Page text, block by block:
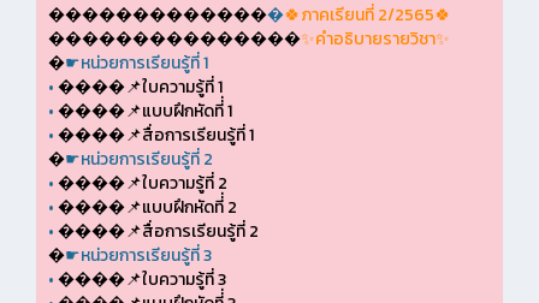
��������������🍀ภาคเรียนที่ 2/2565🍀
���������������✨คำอธิบายรายวิชา✨
�☛หน่วยการเรียนรู้ที่ 1
•����📌ใบความรู้ที่ 1
•����📌แบบฝึกหัดที่่ 1
•����📌สื่อการเรียนรู้ที่ 1
�☛หน่วยการเรียนรู้ที่ 2
•����📌ใบความรู้ที่ 2
•����📌แบบฝึกหัดที่่ 2
•����📌สื่อการเรียนรู้ที่ 2
�☛หน่วยการเรียนรู้ที่ 3
•����📌ใบความรู้ที่ 3